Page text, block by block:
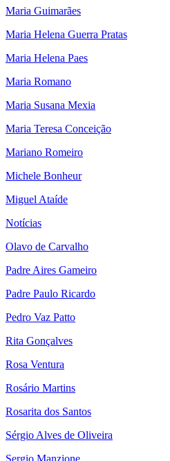
Maria Guimarães
Maria Helena Guerra Pratas
Maria Helena Paes
Maria Romano
Maria Susana Mexia
Maria Teresa Conceição
Mariano Romeiro
Michele Bonheur
Miguel Ataíde
Notícias
Olavo de Carvalho
Padre Aires Gameiro
Padre Paulo Ricardo
Pedro Vaz Patto
Rita Gonçalves
Rosa Ventura
Rosário Martins
Rosarita dos Santos
Sérgio Alves de Oliveira